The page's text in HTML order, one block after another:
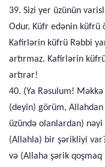
39. Sizi yer üzünün
Odur. Küfr edənin küfrü
Kafirlərin küfrü Rəbbi
artırmaz. Kafirlərin
artırar!
40. (Ya Rəsulum!
(deyin) görüm,
üzündə olanlardan) nəyi
(Allahla) bir şərikliyi
və (Allaha şərik